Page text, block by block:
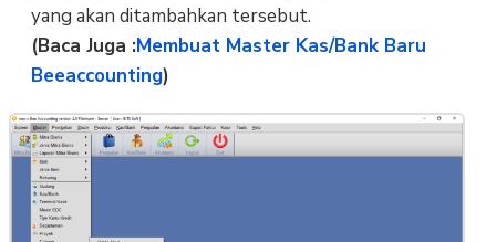
yang akan ditambahkan tersebut.
(Baca Juga :Membuat Master Kas/Bank Baru
Beeaccounting)